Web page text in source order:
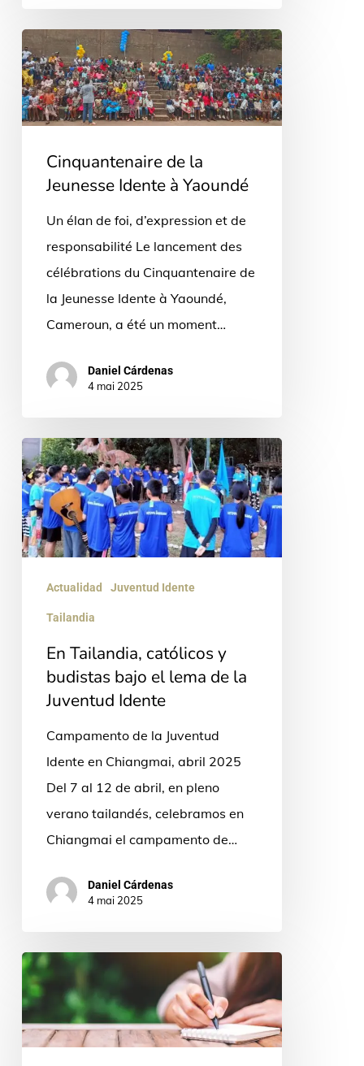
Cinquantenaire
de
la
Jeunesse
Cinquantenaire de la
Jeunesse Idente à Yaoundé
Un élan de foi, d’expression et de
responsabilité Le lancement des
célébrations du Cinquantenaire de
la Jeunesse Idente à Yaoundé,
Cameroun, a été un moment…
Daniel Cárdenas
4 mai 2025
Tailandia,
católicos
y
budistas
Juventud
Idente
Actualidad Juventud Idente
Tailandia
En Tailandia, católicos y
budistas bajo el lema de la
Juventud Idente
Campamento de la Juventud
Idente en Chiangmai, abril 2025
Del 7 al 12 de abril, en pleno
verano tailandés, celebramos en
Chiangmai el campamento de…
Daniel Cárdenas
4 mai 2025
Misioneros
Identes
todo